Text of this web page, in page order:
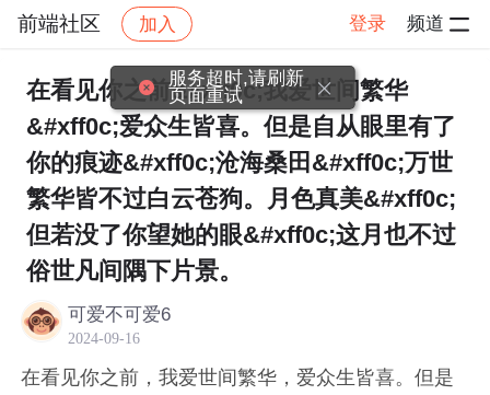
前端社区 加入 登录 频道
社区 前端社区 感慨 帖子详情
在看见你之前&#xff0c;我爱世间繁华
&#xff0c;爱众生皆喜。但是自从眼里有了
你的痕迹&#xff0c;沧海桑田&#xff0c;万世
繁华皆不过白云苍狗。月色真美&#xff0c;
但若没了你望她的眼&#xff0c;这月也不过
俗世凡间隅下片景。
可爱不可爱6
2024-09-16
在看见你之前，我爱世间繁华，爱众生皆喜。但是
服务超时,请刷新
页面重试